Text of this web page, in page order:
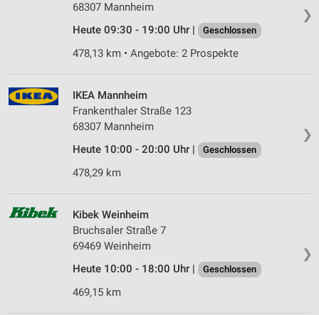
❯
68307 Mannheim
Heute 09:30 - 19:00 Uhr |
Geschlossen
478,13 km • Angebote: 2 Prospekte
❯
IKEA Mannheim
Frankenthaler Straße 123
68307 Mannheim
Heute 10:00 - 20:00 Uhr |
Geschlossen
478,29 km
❯
Kibek Weinheim
Bruchsaler Straße 7
69469 Weinheim
Heute 10:00 - 18:00 Uhr |
Geschlossen
469,15 km